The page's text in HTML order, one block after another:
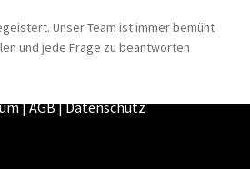
Unser Team ist immer bemüht
und jede Frage zu beantworten
|AGB|Datenschutz